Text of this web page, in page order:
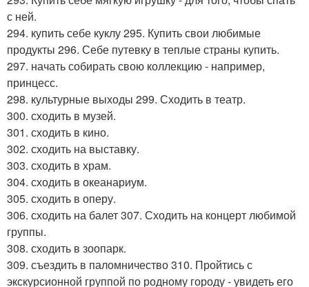
с ней.
294. купить себе куклу 295. Купить свои любимые
продукты 296. Себе путевку в теплые страны купить.
297. начать собирать свою коллекцию - например,
принцесс.
298. культурные выходы 299. Сходить в театр.
300. сходить в музей.
301. сходить в кино.
302. сходить на выставку.
303. сходить в храм.
304. сходить в океанариум.
305. сходить в оперу.
306. сходить на балет 307. Сходить на концерт любимой
группы.
308. сходить в зоопарк.
309. съездить в паломничество 310. Пройтись с
экскурсионной группой по родному городу - увидеть его